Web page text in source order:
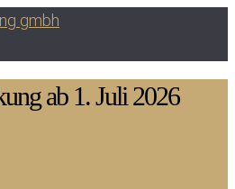
ab 1. Juli 2026